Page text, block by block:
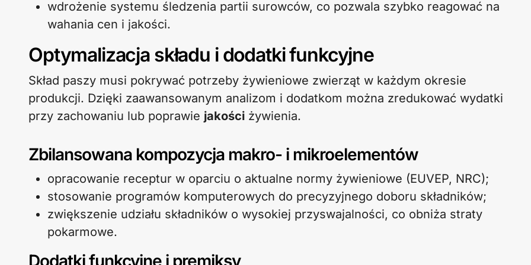
wdrożenie systemu śledzenia partii surowców, co pozwala szybko reagować na
wahania cen i jakości.
Optymalizacja składu i dodatki funkcyjne
Skład paszy musi pokrywać potrzeby żywieniowe zwierząt w każdym okresie
produkcji. Dzięki zaawansowanym analizom i dodatkom można zredukować wydatki
przy zachowaniu lub poprawie jakości żywienia.
Zbilansowana kompozycja makro- i mikroelementów
opracowanie receptur w oparciu o aktualne normy żywieniowe (EUVEP, NRC);
stosowanie programów komputerowych do precyzyjnego doboru składników;
zwiększenie udziału składników o wysokiej przyswajalności, co obniża straty
pokarmowe.
Dodatki funkcyjne i premiksy